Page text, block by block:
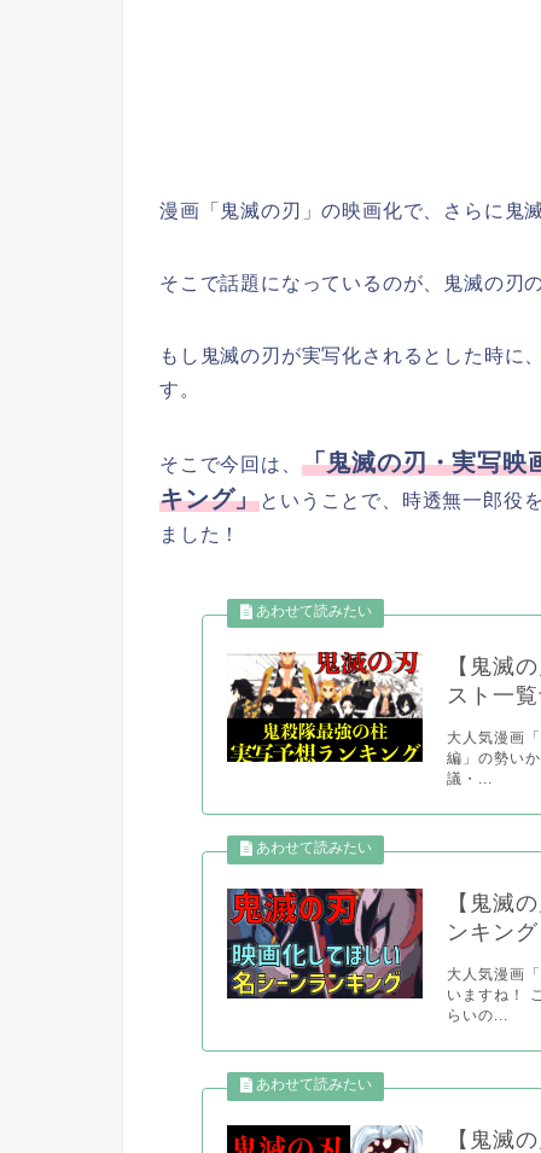
漫画「鬼滅の刃」の映画化で、さらに鬼
そこで話題になっているのが、鬼滅の刃
もし鬼滅の刃が実写化されるとした時に
す。
そこで今回は、 「鬼滅の刃・実写映
キング」ということで、時透無一郎役
ました！
【鬼滅
スト一
大人気漫画
編」の勢い
議・...
【鬼滅
ンキン
大人気漫画
いますね！
らいの...
【鬼滅